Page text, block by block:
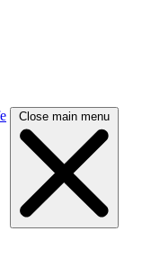
Close main menu